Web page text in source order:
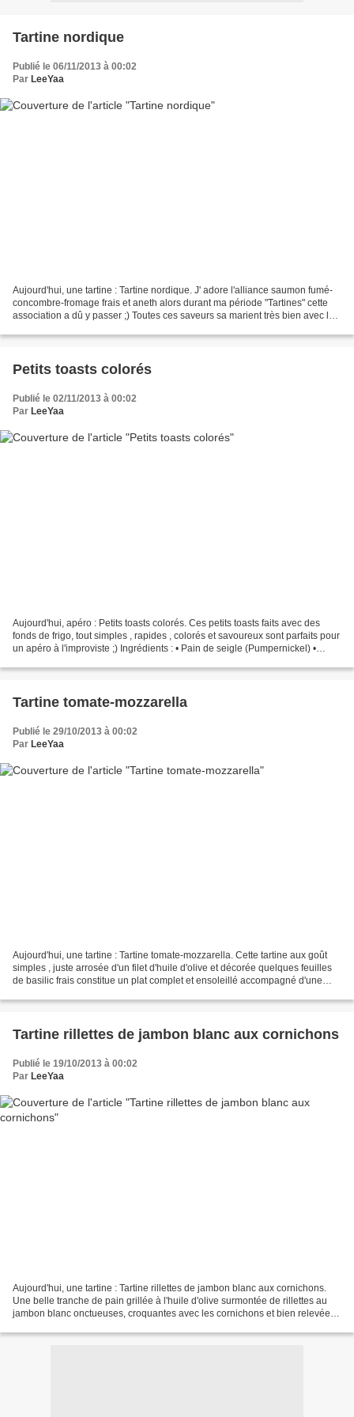
Tartine nordique
Publié le 06/11/2013 à 00:02
Par LeeYaa
Aujourd'hui, une tartine : Tartine nordique. J' adore l'alliance saumon fumé-
concombre-fromage frais et aneth alors durant ma période "Tartines" cette
association a dû y passer ;) Toutes ces saveurs sa marient très bien avec la
Petits toasts colorés
Publié le 02/11/2013 à 00:02
Par LeeYaa
Aujourd'hui, apéro : Petits toasts colorés. Ces petits toasts faits avec des
fonds de frigo, tout simples , rapides , colorés et savoureux sont parfaits pour
un apéro à l'improviste ;) Ingrédients : • Pain de seigle (Pumpernickel) •
Tartine tomate-mozzarella
Publié le 29/10/2013 à 00:02
Par LeeYaa
Aujourd'hui, une tartine : Tartine tomate-mozzarella. Cette tartine aux goût
simples , juste arrosée d'un filet d'huile d'olive et décorée quelques feuilles
de basilic frais constitue un plat complet et ensoleillé accompagné d'une
Tartine rillettes de jambon blanc aux cornichons
Publié le 19/10/2013 à 00:02
Par LeeYaa
Aujourd'hui, une tartine : Tartine rillettes de jambon blanc aux cornichons.
Une belle tranche de pain grillée à l'huile d'olive surmontée de rillettes au
jambon blanc onctueuses, croquantes avec les cornichons et bien relevées